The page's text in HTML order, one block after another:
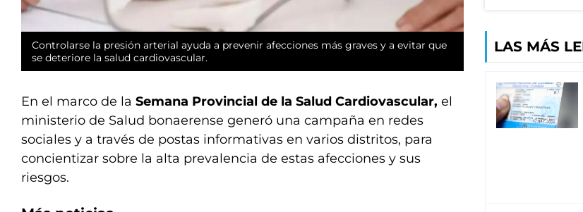
Controlarse la presión arterial ayuda a prevenir afecciones más graves y a evitar que
se deteriore la salud cardiovascular.
En el marco de la Semana Provincial de la Salud Cardiovascular, el
ministerio de Salud bonaerense generó una campaña en redes
sociales y a través de postas informativas en varios distritos, para
concientizar sobre la alta prevalencia de estas afecciones y sus
riesgos.
LAS MÁS